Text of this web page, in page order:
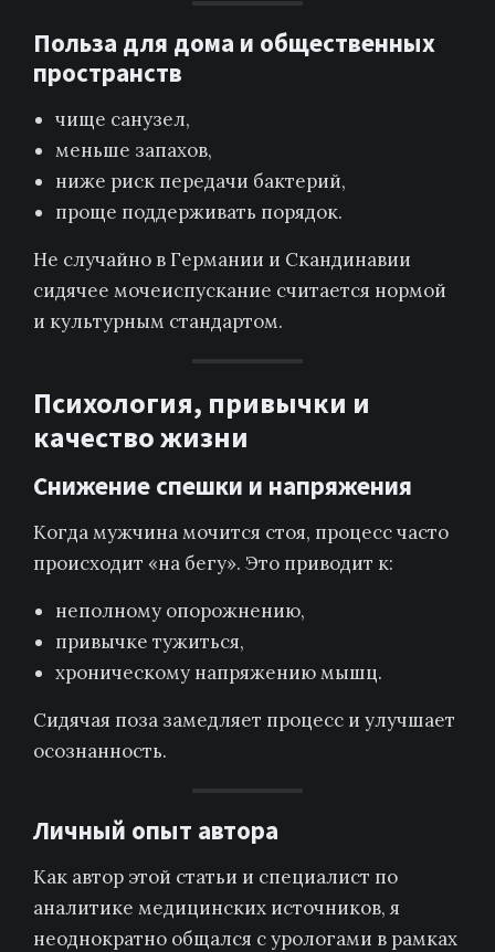
Польза для дома и общественных
пространств
чище санузел,
меньше запахов,
ниже риск передачи бактерий,
проще поддерживать порядок.
Не случайно в Германии и Скандинавии
сидячее мочеиспускание считается нормой
и культурным стандартом.
Психология, привычки и
качество жизни
Снижение спешки и напряжения
Когда мужчина мочится стоя, процесс часто
происходит «на бегу». Это приводит к:
неполному опорожнению,
привычке тужиться,
хроническому напряжению мышц.
Сидячая поза замедляет процесс и улучшает
осознанность.
Личный опыт автора
Как автор этой статьи и специалист по
аналитике медицинских источников, я
неоднократно общался с урологами в рамках